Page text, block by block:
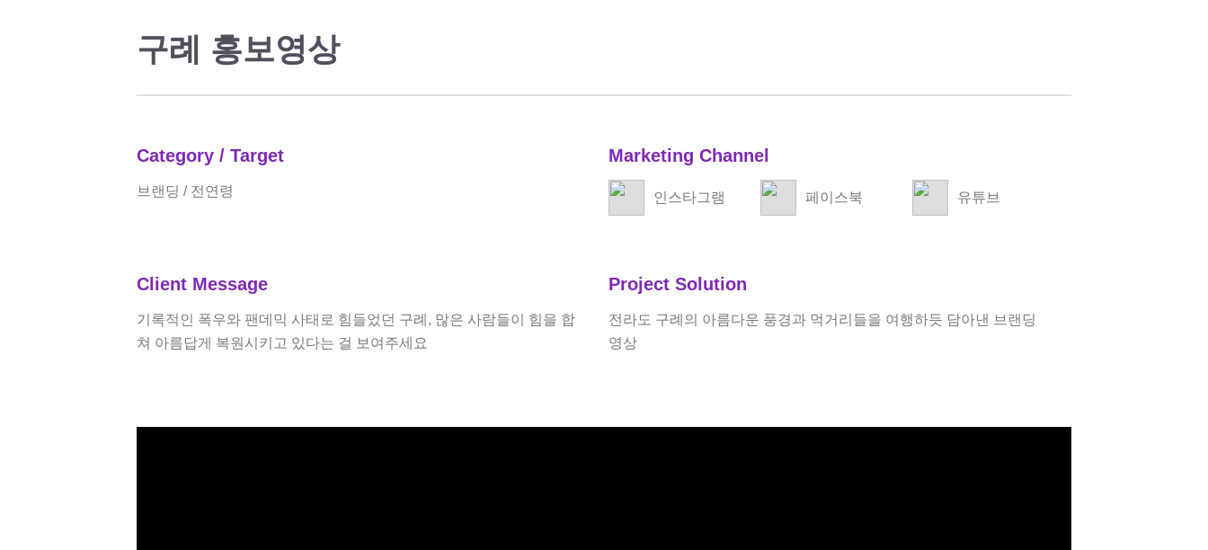
구례 홍보영상
Category / Target
브랜딩 / 전연령
Marketing Channel
인스타그램 페이스북 유튜브
Client Message
기록적인 폭우와 팬데믹 사태로 힘들었던 구례, 많은 사람들이 힘을 합
쳐 아름답게 복원시키고 있다는 걸 보여주세요
Project Solution
전라도 구례의 아름다운 풍경과 먹거리들을 여행하듯 담아낸 브랜딩
영상